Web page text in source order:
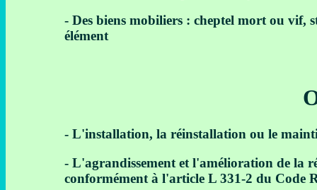
- Des biens mobiliers : cheptel mort ou vif,
élément
- L'installation, la réinstallation ou le
- L'agrandissement et l'amélioration de la
conformément à l'article L 331-2 du Code